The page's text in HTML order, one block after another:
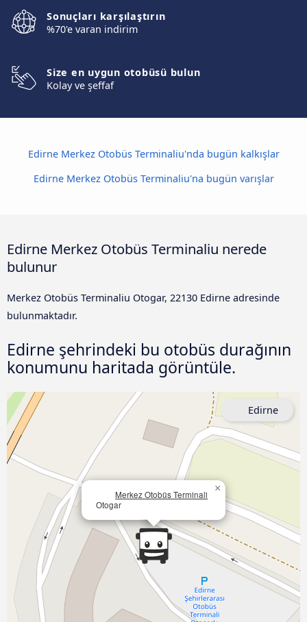
Sonuçları karşılaştırın
%70'e varan indirim
Size en uygun otobüsü bulun
Kolay ve şeffaf
Edirne Merkez Otobüs Terminaliu'nda bugün kalkışlar
Edirne Merkez Otobüs Terminaliu'na bugün varışlar
Edirne Merkez Otobüs Terminaliu nerede
bulunur
Merkez Otobüs Terminaliu Otogar, 22130 Edirne adresinde
bulunmaktadır.
Edirne şehrindeki bu otobüs durağının
konumunu haritada görüntüle.
Merkez Otobüs Terminali
Otogar
×
Edirne